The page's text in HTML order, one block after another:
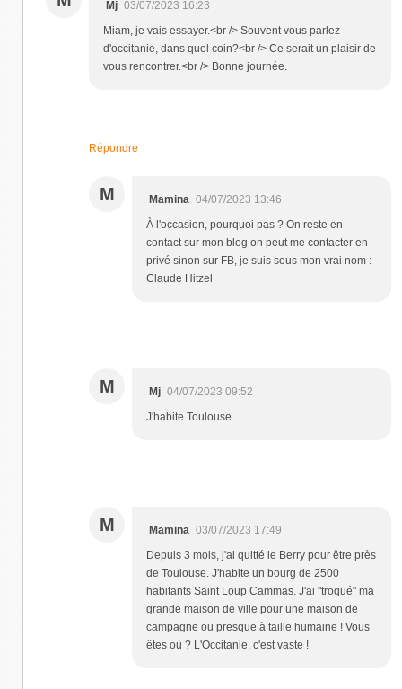
Mj 03/07/2023 16:23
Miam, je vais essayer.<br /> Souvent vous parlez
d'occitanie, dans quel coin?<br /> Ce serait un plaisir de
vous rencontrer.<br /> Bonne journée.
Répondre
M Mamina 04/07/2023 13:46
À l'occasion, pourquoi pas ? On reste en
contact sur mon blog on peut me contacter en
privé sinon sur FB, je suis sous mon vrai nom :
Claude Hitzel
M Mj 04/07/2023 09:52
J'habite Toulouse.
M Mamina 03/07/2023 17:49
Depuis 3 mois, j'ai quitté le Berry pour être près
de Toulouse. J'habite un bourg de 2500
habitants Saint Loup Cammas. J'ai "troqué" ma
grande maison de ville pour une maison de
campagne ou presque à taille humaine ! Vous
êtes où ? L'Occitanie, c'est vaste !